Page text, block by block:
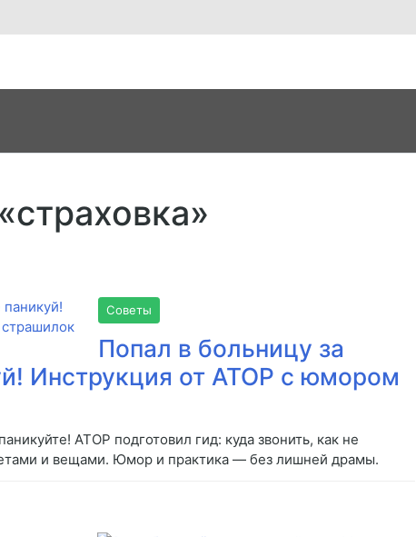
Советы
Попал в больницу за
Инструкция от АТОР с юмором
АТОР подготовил гид: куда звонить, как не
и вещами. Юмор и практика — без лишней драмы.